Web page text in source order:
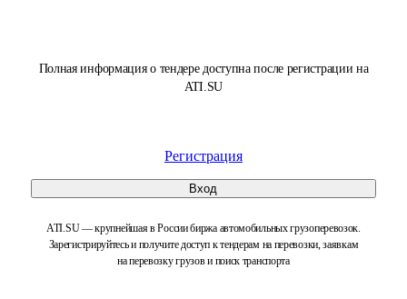
Полная информация о тендере доступна после регистрации на
ATI.SU
Регистрация
Вход
ATI.SU — крупнейшая в России биржа автомобильных грузоперевозок.
Зарегистрируйтесь и получите доступ к тендерам на перевозки, заявкам
на перевозку грузов и поиск транспорта